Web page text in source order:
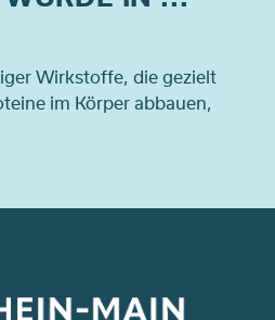
Wirkstoffe, die gezielt
im Körper abbauen,